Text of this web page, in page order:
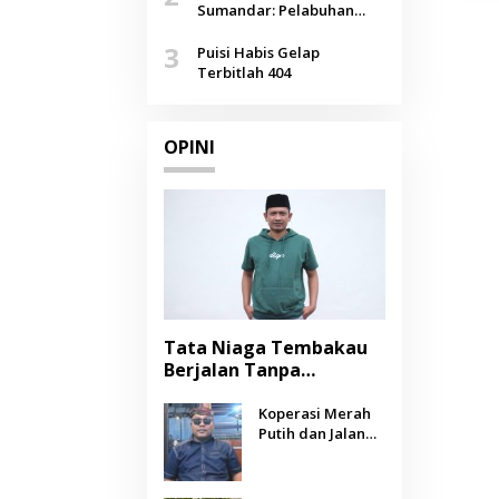
Agustus
Sumandar: Pelabuhan
Selendang Benang Merah
Lombang
3
Puisi Habis Gelap
Terbitlah 404
OPINI
Tata Niaga Tembakau
Berjalan Tanpa
Negara Berpihak
kepada Petani?
Koperasi Merah
Putih dan Jalan